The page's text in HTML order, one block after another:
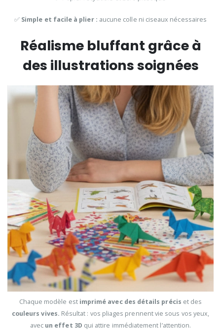
✅ Simple et facile à plier : aucune colle ni ciseaux nécessaires
Réalisme bluffant grâce à
des illustrations soignées
Chaque modèle estimprimé avec des détails précis et des
couleurs vives. Résultat : vos pliages prennent vie sous vos yeux,
avec un effet 3D qui attire immédiatement l’attention.